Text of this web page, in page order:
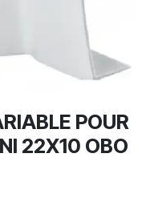
POUR
22X10 OBO